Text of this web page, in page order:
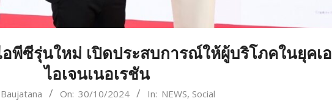
อพีซีรุ่นใหม่ เปิดประสบการณ์ให้ผู้บริโภคในยุคเอ
ไอเจนเนอเรชัน
Baujatana On: 30/10/2024 In: NEWS, Social